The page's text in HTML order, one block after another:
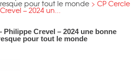
pour tout le monde > CP Cercle
– 2024 un...
Philippe Crevel – 2024 une bonne
pour tout le monde